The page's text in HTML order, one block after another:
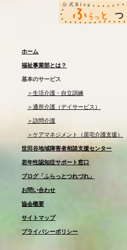
ホーム
福祉事業部とは？
基本のサービス
＞生活介護・自立訓練
＞通所介護（デイサービス）
＞訪問介護
＞ケアマネジメント（居宅介護支援）
世田谷地域障害者相談支援センター
若年性認知症サポート窓口
ブログ「ふらっとつれづれ」
お問い合わせ
協会概要
サイトマップ
プライバシーポリシー